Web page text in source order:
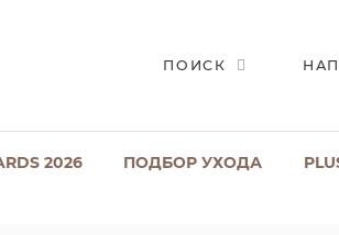
ПОИСК
2026 ПОДБОР УХОДА